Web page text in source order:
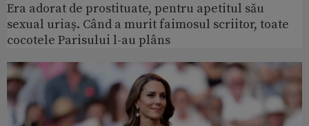
Era adorat de prostituate, pentru apetitul său
sexual uriaș. Când a murit faimosul scriitor, toate
cocotele Parisului l-au plâns